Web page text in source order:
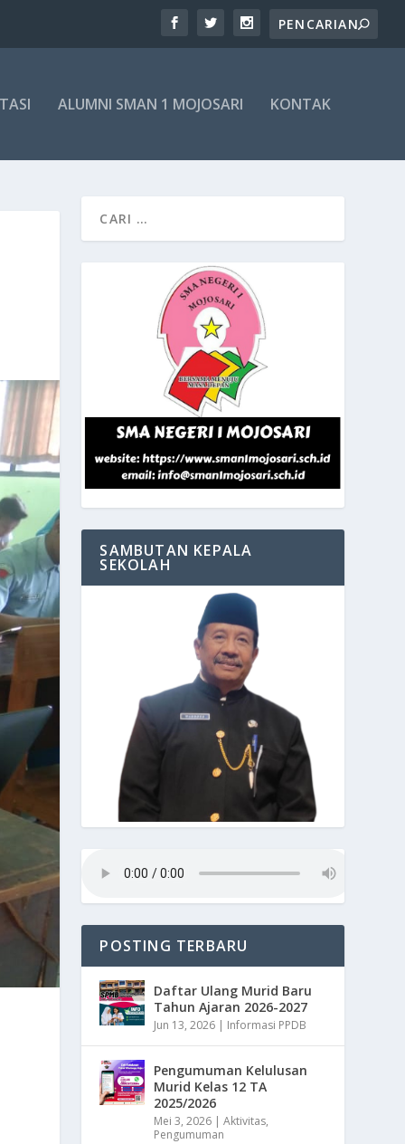
ALUMNI SMAN 1 MOJOSARI KONTAK
SAMBUTAN KEPALA
SEKOLAH
POSTING TERBARU
Daftar Ulang Murid Baru
Tahun Ajaran 2026-2027
Jun 13, 2026 Informasi PPDB
Pengumuman Kelulusan
Murid Kelas 12 TA
2025/2026
Mei 3, 2026 |Aktivitas,
Pengumuman